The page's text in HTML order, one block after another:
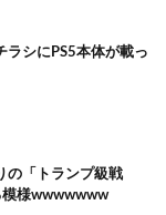
ラシにPS5本体が載っ
の「トランプ級戦
模様wwwwwww